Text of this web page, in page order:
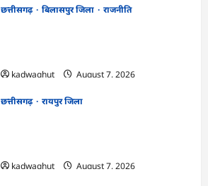
छत्तीसगढ़ बिलासपुर जिला
राजनीति
kadwaghut
August 7, 2026
छत्तीसगढ़
रायपुर जिला
kadwaghut
August 7, 2026